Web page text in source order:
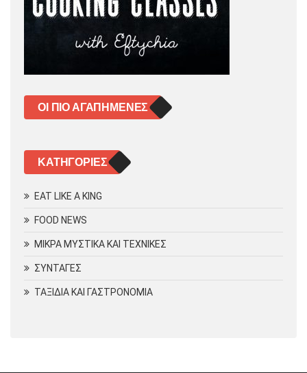
ΟΙ ΠΙΟ ΑΓΑΠΗΜΈΝΕΣ
KΑΤΗΓΟΡΊΕΣ
EAT LIKE A KING
FOOD NEWS
ΜΙΚΡΑ ΜΥΣΤΙΚΑ ΚΑΙ ΤΕΧΝΙΚΕΣ
ΣΥΝΤΑΓΕΣ
ΤΑΞΙΔΙΑ ΚΑΙ ΓΑΣΤΡΟΝΟΜΙΑ